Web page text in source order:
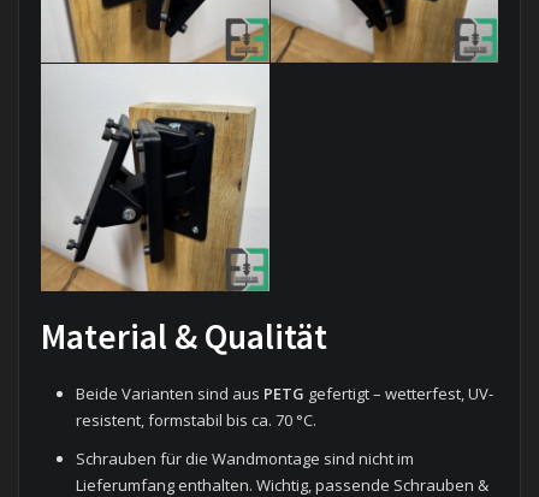
Material & Qualität
Beide Varianten sind aus PETG gefertigt – wetterfest, UV-
resistent, formstabil bis ca. 70 °C.
Schrauben für die Wandmontage sind nicht im
Lieferumfang enthalten. Wichtig, passende Schrauben &